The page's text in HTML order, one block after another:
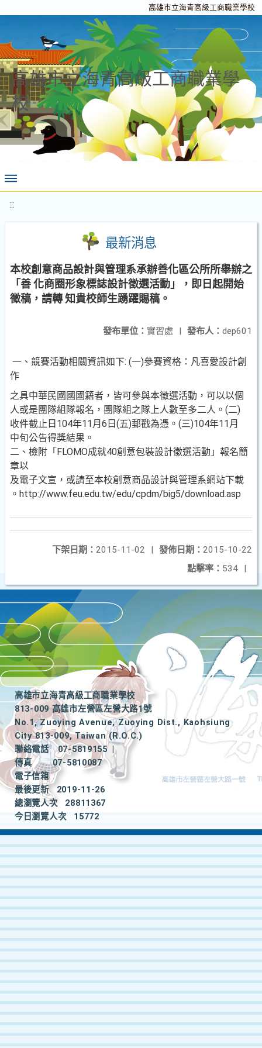
高雄市立海青高級工商職業學校
高雄市立海青高級工商職業學
校
:::
最新消息
本校創意商品設計與管理系承辦善化區公所所舉辦之
「善 化商圈形象標誌設計徵選活動」，即日起開始
徵稿，請轉 知貴校師生踴躍賜稿。
發布人： dep601
發布單位： 實習處 |
一、競賽活動相關資訊如下: (一)參賽資格：凡喜愛設計創
作
之具中華民國國國籍者，皆可參與本徵選活動，可以以個
人或是團隊組隊報名，團隊組之隊上人數至多二人。(二)
收件截止日104年11月6日(五)郵戳為憑。(三)104年11月
中旬公告得獎結果。
二、檢附「FLOMO成就40創意包裝設計徵選活動」報名簡
章以
及電子文宣，或請至本校創意商品設計與管理系網站下載
。http://www.feu.edu.tw/edu/cpdm/big5/download.asp
發佈日期： 2015-10-22
下架日期： 2015-11-02
|
點擊率： 534 |
高雄市立海青高級工商職業學校
813-009 高雄市左營區左營大路1號
No.1, Zuoying Avenue, Zuoying Dist., Kaohsiung
City 813-009, Taiwan (R.O.C.)
聯絡電話
07-5819155
|
傳真
07-5810087
電子信箱
最後更新
2019-11-26
總瀏覽人次
28811367
今日瀏覽人次
15772